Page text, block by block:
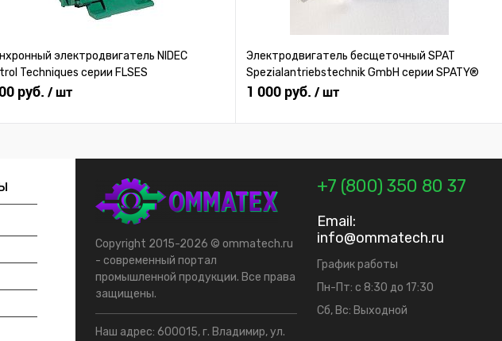
электродвигатель NIDEC
Techniques серии FLSES
руб. / шт
Электродвигатель бесщеточный SPAT
Spezialantriebstechnik GmbH серии SPATY®
1 000 руб. / шт
Copyright 2015-2026 © ommatech.ru
- современный портал
промышленной продукции. Все права
защищены.
Наш адрес: 600015, г. Владимир, ул.
+7 (800) 350 80 37
Email:
info@ommatech.ru
График работы
Пн-Пт: с 8:30 до 17:30
Сб, Вс: Выходной